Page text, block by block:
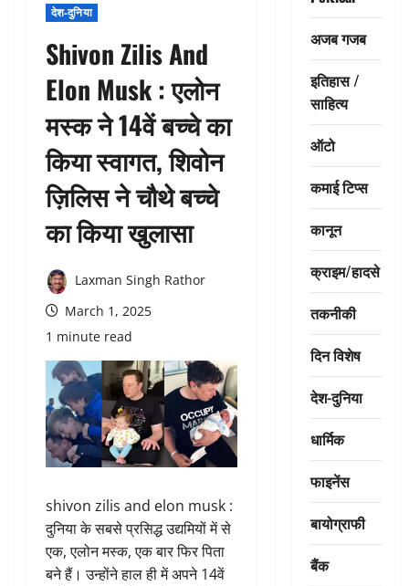
देश-दुनिया
Shivon Zilis And
Elon Musk : एलोन
मस्क ने 14वें बच्चे का
किया स्वागत, शिवोन
ज़िलिस ने चौथे बच्चे
का किया खुलासा
Laxman Singh Rathor
March 1, 2025
1 minute read
shivon zilis and elon musk :
दुनिया के सबसे प्रसिद्ध उद्यमियों में से
एक, एलोन मस्क, एक बार फिर पिता
बने हैं। उन्होंने हाल ही में अपने 14वें
अजब गजब
इतिहास /
साहित्य
ऑटो
कमाई टिप्स
कानून
क्राइम/हादसे
तकनीकी
दिन विशेष
देश-दुनिया
धार्मिक
फाइनेंस
बायोग्राफी
बैंक